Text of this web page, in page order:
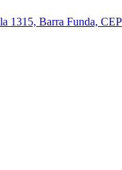
1315, Barra Funda, CEP